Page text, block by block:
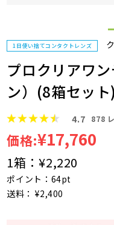
1日使い捨てコンタクトレンズ
プロクリアワ
ン）(8箱セット)
4.7 878
価格:¥17,760
1箱：¥2,220
ポイント：64pt
送料： ¥2,400